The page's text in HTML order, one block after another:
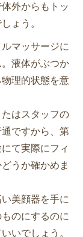
外からもトッ
ょう。
マッサージに
液体がぶつか
理的状態を意
はスタッフの
ですから、第
て実際にフィ
うか確かめま
美顔器を手に
のにするのに
いでしょう。